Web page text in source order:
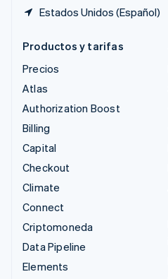
Estados Unidos (Español)
Productos y tarifas
Precios
Atlas
Authorization Boost
Billing
Capital
Checkout
Climate
Connect
Criptomoneda
Data Pipeline
Elements